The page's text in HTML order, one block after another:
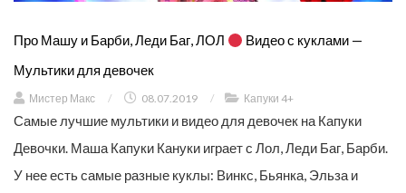
Про Машу и Барби, Леди Баг, ЛОЛ
Видео с куклами —
Мультики для девочек
Мистер Макс / 08.07.2019 / Капуки 4+
Самые лучшие мультики и видео для девочек на Капуки
Девочки. Маша Капуки Кануки играет с Лол, Леди Баг, Барби.
У нее есть самые разные куклы: Винкс, Бьянка, Эльза и